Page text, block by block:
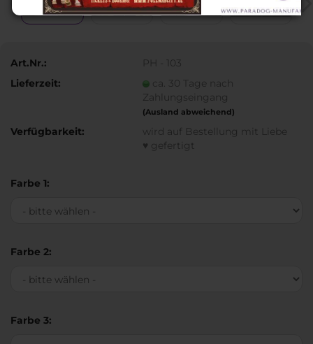
Art.Nr.:
PH - 103
Lieferzeit:
ca. 30 Tage nach
Zahlungseingang
(Ausland abweichend)
Verfügbarkeit:
wird auf Bestellung mit Liebe
♥ gefertigt
Farbe 1:
Farbe 2:
Farbe 3: